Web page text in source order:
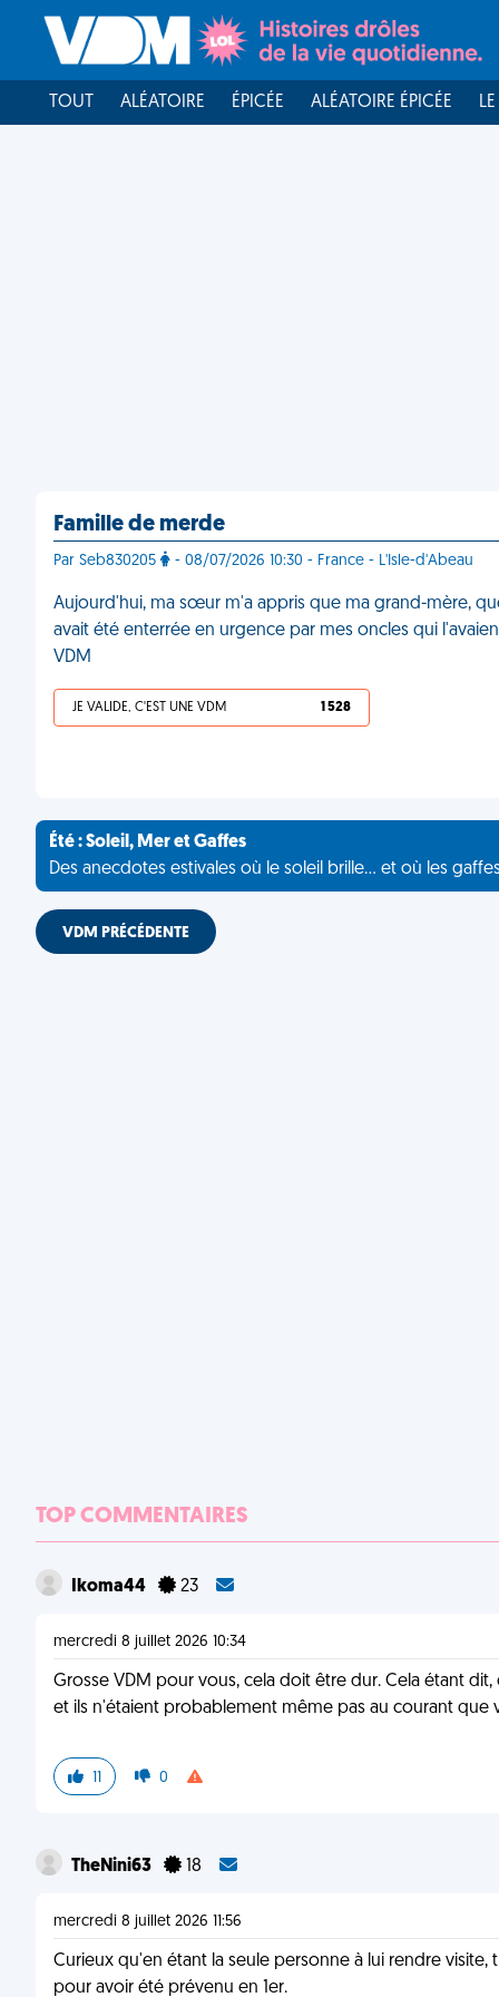
TOUT ALÉATOIRE ÉPICÉE ALÉATOIRE ÉPICÉE
Famille de merde
Par Seb830205 - 08/07/2026 10:30 - France - L'Isle-d'Abeau
Aujourd'hui, ma sœur m'a appris que ma grand-mère,
avait été enterrée en urgence par mes oncles qui
VDM
JE VALIDE, C'EST UNE VDM 1 528
Été : Soleil, Mer et Gaffes
Des anecdotes estivales où le soleil brille... et où les
VDM PRÉCÉDENTE
TOP COMMENTAIRES
Ikoma44 23
mercredi 8 juillet 2026 10:34
Grosse VDM pour vous, cela doit être dur. Cela étant
et ils n'étaient probablement même pas au courant que
11 0
TheNini63 18
mercredi 8 juillet 2026 11:56
Curieux qu'en étant la seule personne à lui rendre
pour avoir été prévenu en 1er.